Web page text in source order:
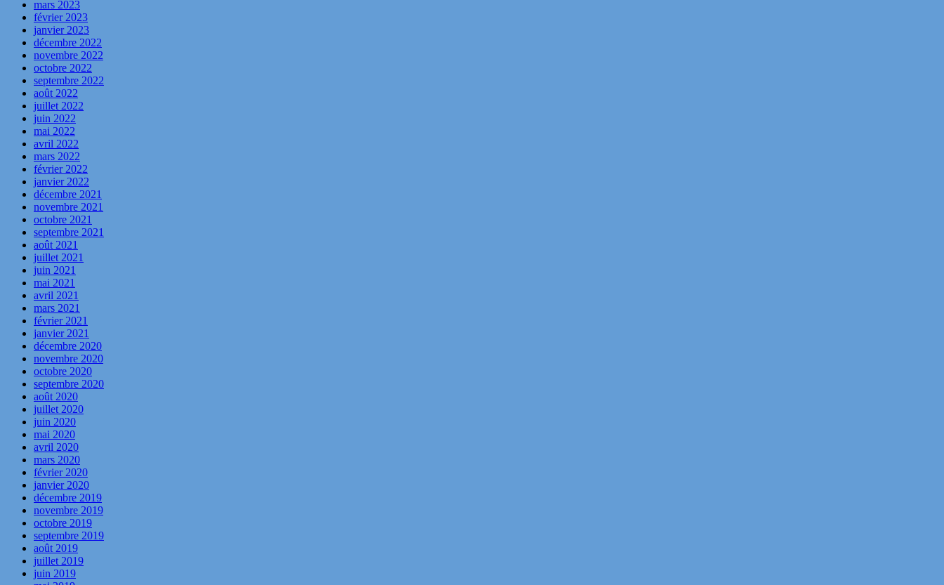
mars 2023
février 2023
janvier 2023
décembre 2022
novembre 2022
octobre 2022
septembre 2022
août 2022
juillet 2022
juin 2022
mai 2022
avril 2022
mars 2022
février 2022
janvier 2022
décembre 2021
novembre 2021
octobre 2021
septembre 2021
août 2021
juillet 2021
juin 2021
mai 2021
avril 2021
mars 2021
février 2021
janvier 2021
décembre 2020
novembre 2020
octobre 2020
septembre 2020
août 2020
juillet 2020
juin 2020
mai 2020
avril 2020
mars 2020
février 2020
janvier 2020
décembre 2019
novembre 2019
octobre 2019
septembre 2019
août 2019
juillet 2019
juin 2019